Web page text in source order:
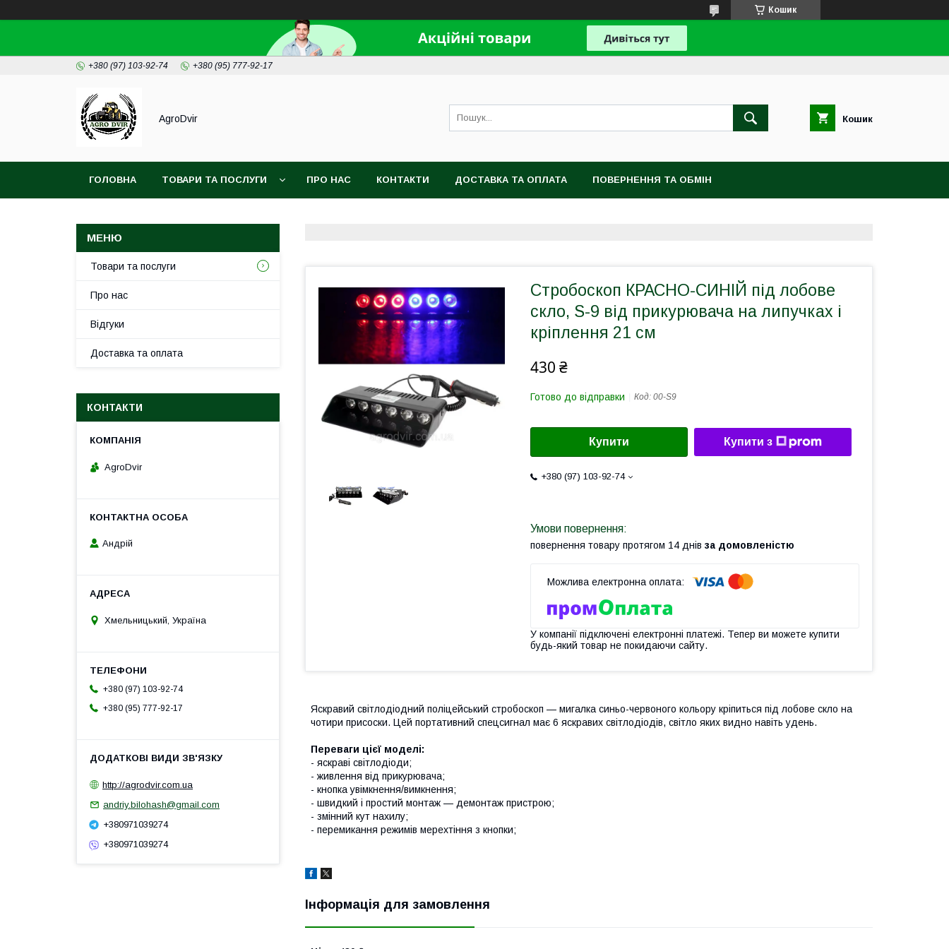
Кошик
+380 (97) 103-92-74 +380 (95) 777-92-17
AgroDvir Кошик
ГОЛОВНА ТОВАРИ ТА ПОСЛУГИ ПРО НАС КОНТАКТИ ДОСТАВКА ТА ОПЛАТА ПОВЕРНЕННЯ ТА ОБМІН
Стробоскоп КРАСНО-СИНІЙ під лобове
скло, S-9 від прикурювача на липучках і
кріплення 21 см
430 ₴
Готово до відправки Код: 00-S9
Купити Купити з
+380 (97) 103-92-74
повернення товару протягом 14 днів за домовленістю
У компанії підключені електронні платежі. Тепер ви можете купити
будь-який товар не покидаючи сайту.
Яскравий світлодіодний поліцейський стробоскоп — мигалка синьо-червоного кольору кріпиться під лобове скло на
чотири присоски. Цей портативний спецсигнал має 6 яскравих світлодіодів, світло яких видно навіть удень.
Переваги цієї моделі:
- яскраві світлодіоди;
- живлення від прикурювача;
- кнопка увімкнення/вимкнення;
- швидкий і простий монтаж — демонтаж пристрою;
- змінний кут нахилу;
- перемикання режимів мерехтіння з кнопки;
Інформація для замовлення
Товари та послуги
Про нас
Відгуки
Доставка та оплата
КОНТАКТИ
AgroDvir
Андрій
Хмельницький, Україна
+380 (97) 103-92-74
+380 (95) 777-92-17
http://agrodvir.com.ua
andriy.bilohash@gmail.com
+380971039274
+380971039274